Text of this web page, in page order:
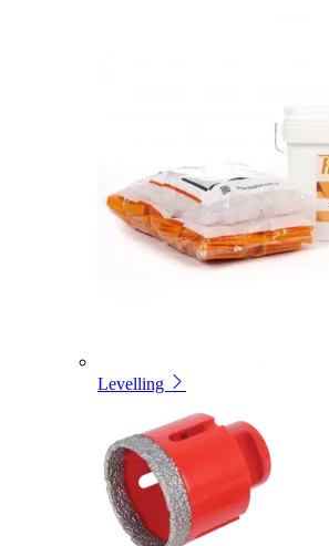
Levelling